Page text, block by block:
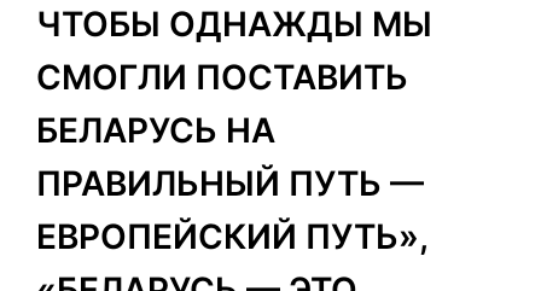
ЧТОБЫ ОДНАЖДЫ МЫ
СМОГЛИ ПОСТАВИТЬ
БЕЛАРУСЬ НА
ПРАВИЛЬНЫЙ ПУТЬ —
ЕВРОПЕЙСКИЙ ПУТЬ»,